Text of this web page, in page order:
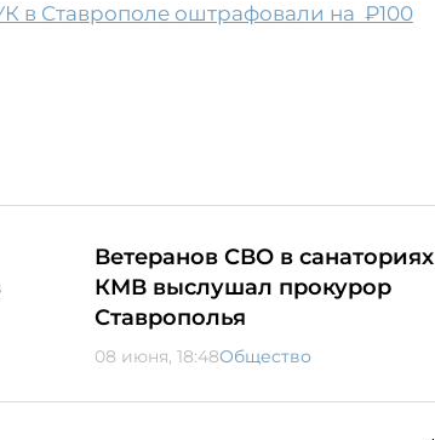
в Ставрополе оштрафовали на ₽100
Ветеранов СВО в санаториях
КМВ выслушал прокурор
Ставрополья
08 июня, 18:48Общество